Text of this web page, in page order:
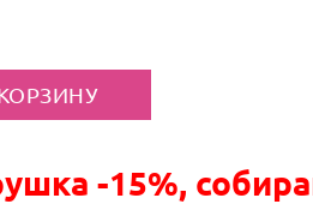
-15%,